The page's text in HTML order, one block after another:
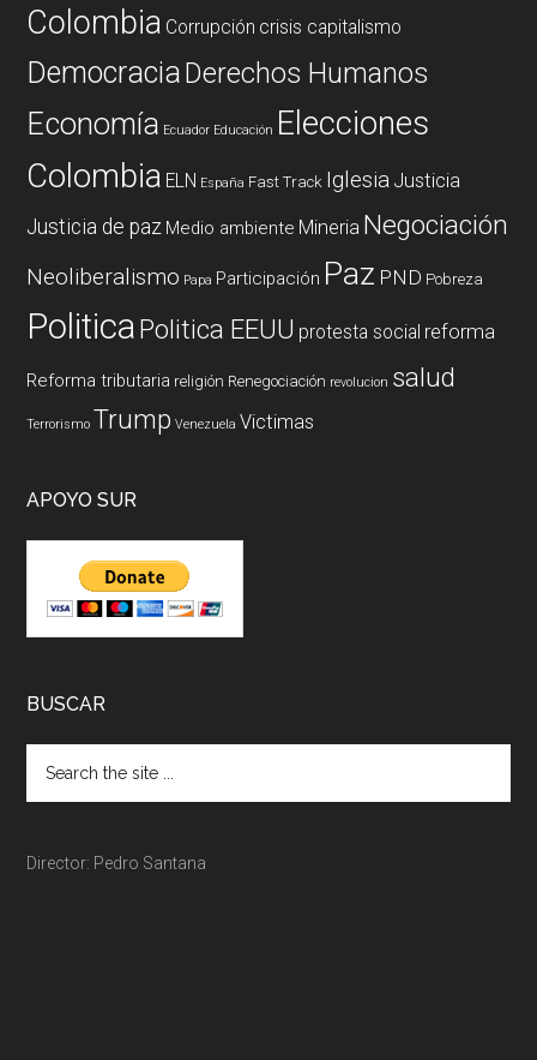
Colombia Corrupción crisis capitalismo
DemocraciaDerechos Humanos
Economía Ecuador Educación Elecciones
Colombia ELN España Fast Track Iglesia Justicia
Justicia de paz Medio ambiente Mineria Negociación
Neoliberalismo Papa Participación Paz PND Pobreza
PoliticaPolitica EEUU protesta social reforma
Reforma tributaria religión Renegociación revolucion salud
Terrorismo Trump Venezuela Victimas
APOYO SUR
BUSCAR
Director: Pedro Santana